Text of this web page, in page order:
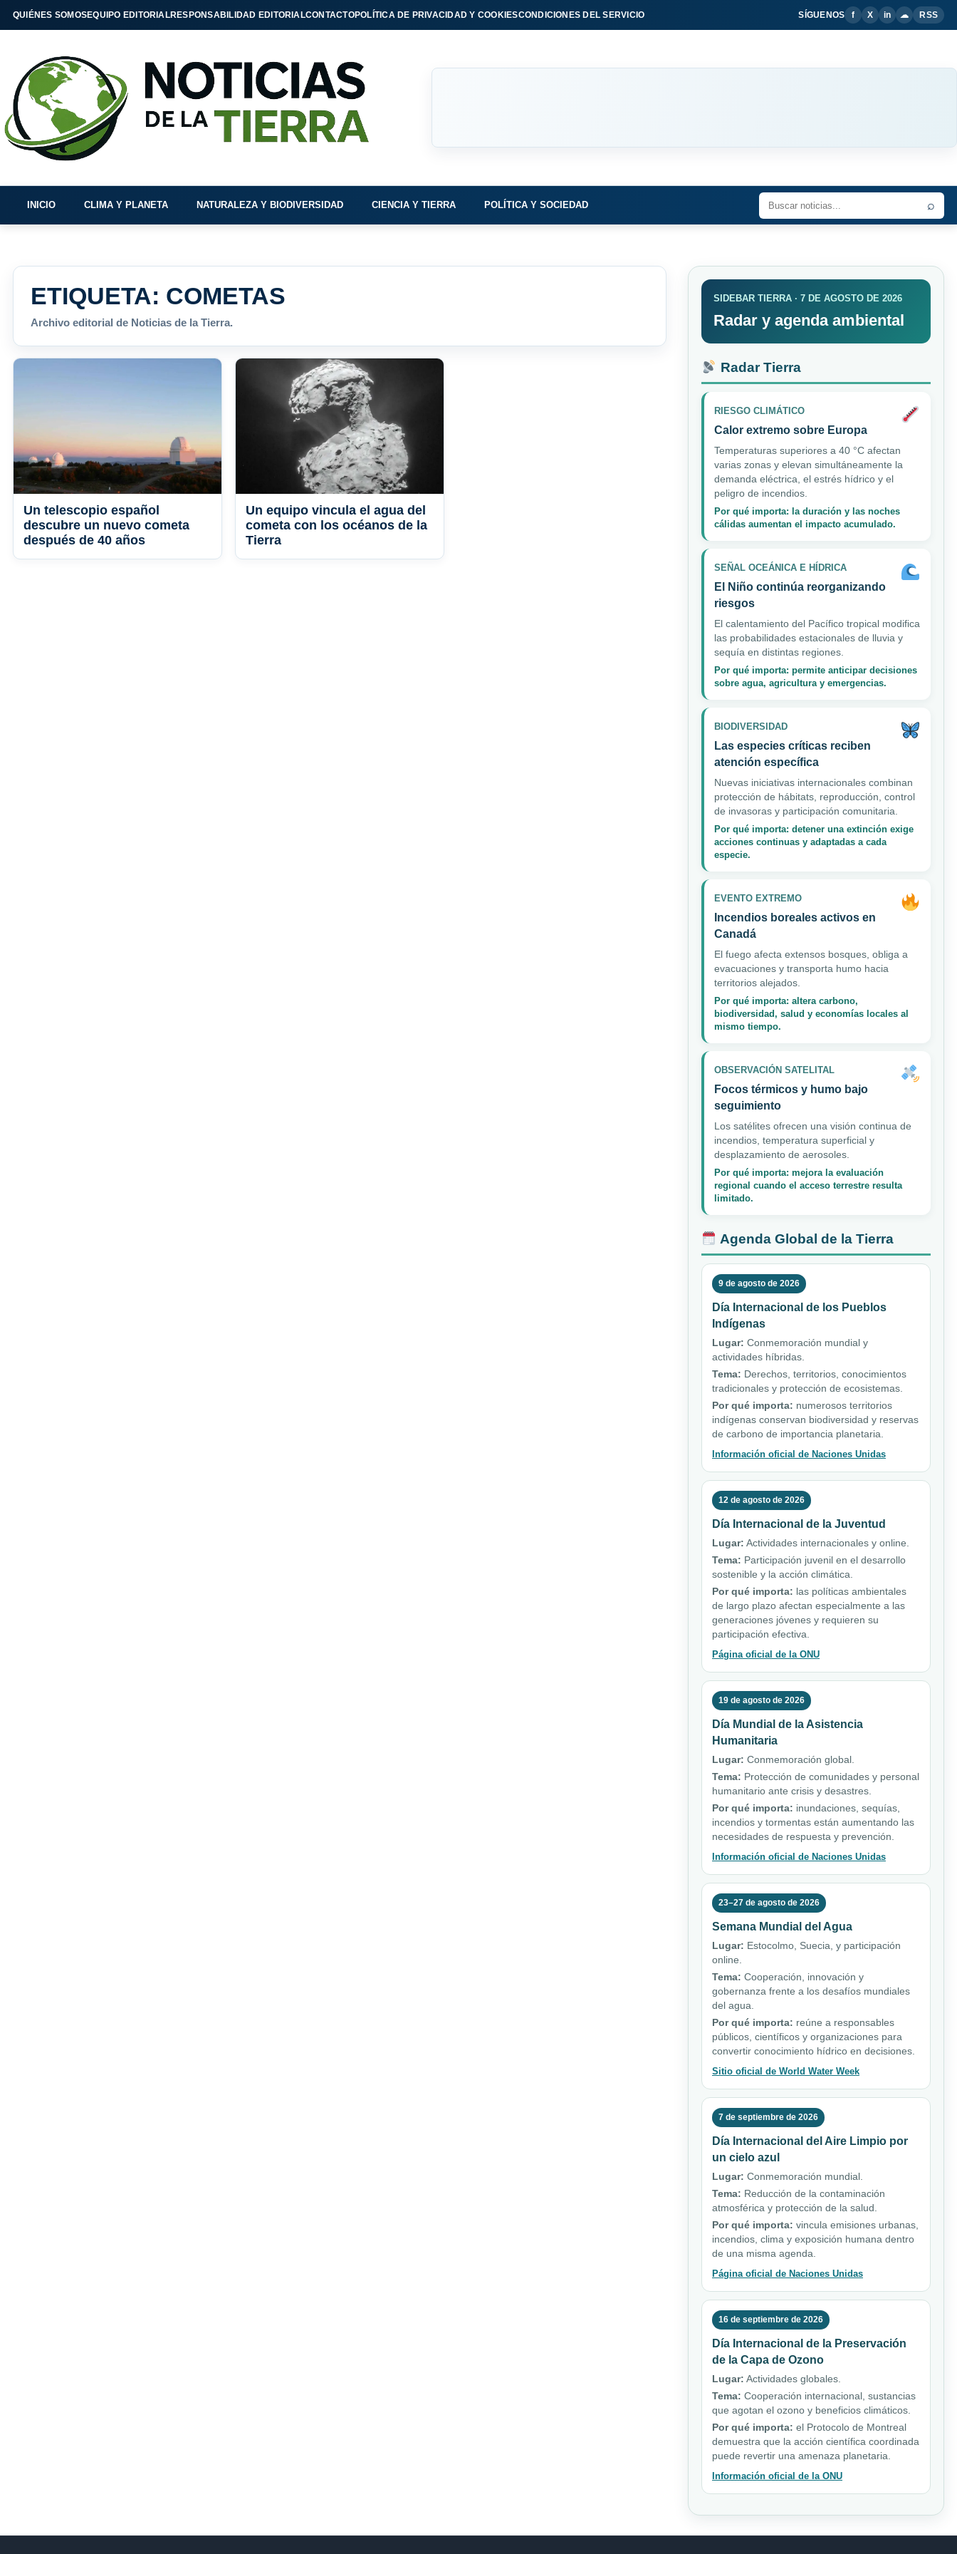
QUIÉNES SOMOSEQUIPO EDITORIALRESPONSABILIDAD EDITORIALCONTACTOPOLÍTICA DE PRIVACIDAD Y COOKIESCONDICIONES DEL SERVICIO SÍGUENOS f X in ☁ RSS
INICIO CLIMA Y PLANETA NATURALEZA Y BIODIVERSIDAD CIENCIA Y TIERRA POLÍTICA Y SOCIEDAD ⌕
ETIQUETA: COMETAS
Archivo editorial de Noticias de la Tierra.
Un telescopio español
descubre un nuevo cometa
después de 40 años
Un equipo vincula el agua del
cometa con los océanos de la
Tierra
SIDEBAR TIERRA · 7 DE AGOSTO DE 2026
Radar y agenda ambiental
Radar Tierra
RIESGO CLIMÁTICO
Calor extremo sobre Europa
Temperaturas superiores a 40 °C afectan
varias zonas y elevan simultáneamente la
demanda eléctrica, el estrés hídrico y el
peligro de incendios.
Por qué importa: la duración y las noches
cálidas aumentan el impacto acumulado.
SEÑAL OCEÁNICA E HÍDRICA
El Niño continúa reorganizando
riesgos
El calentamiento del Pacífico tropical modifica
las probabilidades estacionales de lluvia y
sequía en distintas regiones.
Por qué importa: permite anticipar decisiones
sobre agua, agricultura y emergencias.
BIODIVERSIDAD
Las especies críticas reciben
atención específica
Nuevas iniciativas internacionales combinan
protección de hábitats, reproducción, control
de invasoras y participación comunitaria.
Por qué importa: detener una extinción exige
acciones continuas y adaptadas a cada
especie.
EVENTO EXTREMO
Incendios boreales activos en
Canadá
El fuego afecta extensos bosques, obliga a
evacuaciones y transporta humo hacia
territorios alejados.
Por qué importa: altera carbono,
biodiversidad, salud y economías locales al
mismo tiempo.
OBSERVACIÓN SATELITAL
Focos térmicos y humo bajo
seguimiento
Los satélites ofrecen una visión continua de
incendios, temperatura superficial y
desplazamiento de aerosoles.
Por qué importa: mejora la evaluación
regional cuando el acceso terrestre resulta
limitado.
Agenda Global de la Tierra
9 de agosto de 2026
Día Internacional de los Pueblos
Indígenas
Lugar: Conmemoración mundial y
actividades híbridas.
Tema: Derechos, territorios, conocimientos
tradicionales y protección de ecosistemas.
Por qué importa: numerosos territorios
indígenas conservan biodiversidad y reservas
de carbono de importancia planetaria.
Información oficial de Naciones Unidas
12 de agosto de 2026
Día Internacional de la Juventud
Lugar: Actividades internacionales y online.
Tema: Participación juvenil en el desarrollo
sostenible y la acción climática.
Por qué importa: las políticas ambientales
de largo plazo afectan especialmente a las
generaciones jóvenes y requieren su
participación efectiva.
Página oficial de la ONU
19 de agosto de 2026
Día Mundial de la Asistencia
Humanitaria
Lugar: Conmemoración global.
Tema: Protección de comunidades y personal
humanitario ante crisis y desastres.
Por qué importa: inundaciones, sequías,
incendios y tormentas están aumentando las
necesidades de respuesta y prevención.
Información oficial de Naciones Unidas
23–27 de agosto de 2026
Semana Mundial del Agua
Lugar: Estocolmo, Suecia, y participación
online.
Tema: Cooperación, innovación y
gobernanza frente a los desafíos mundiales
del agua.
Por qué importa: reúne a responsables
públicos, científicos y organizaciones para
convertir conocimiento hídrico en decisiones.
Sitio oficial de World Water Week
7 de septiembre de 2026
Día Internacional del Aire Limpio por
un cielo azul
Lugar: Conmemoración mundial.
Tema: Reducción de la contaminación
atmosférica y protección de la salud.
Por qué importa: vincula emisiones urbanas,
incendios, clima y exposición humana dentro
de una misma agenda.
Página oficial de Naciones Unidas
16 de septiembre de 2026
Día Internacional de la Preservación
de la Capa de Ozono
Lugar: Actividades globales.
Tema: Cooperación internacional, sustancias
que agotan el ozono y beneficios climáticos.
Por qué importa: el Protocolo de Montreal
demuestra que la acción científica coordinada
puede revertir una amenaza planetaria.
Información oficial de la ONU